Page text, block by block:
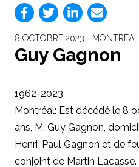
8 OCTOBRE 2023 ‐ MONTRÉAL
Guy Gagnon
1962-2023
Montréal: Est décédé le 8
ans, M. Guy Gagnon,
Henri-Paul Gagnon et de
conjoint de Martin Lacasse.